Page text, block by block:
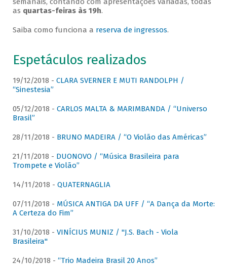
as quartas-feiras às 19h.
Saiba como funciona a reserva de ingressos.
Espetáculos realizados
19/12/2018 - CLARA SVERNER E MUTI RANDOLPH /
“Sinestesia”
05/12/2018 - CARLOS MALTA & MARIMBANDA / “Universo
Brasil”
28/11/2018 - BRUNO MADEIRA / “O Violão das Américas”
21/11/2018 - DUONOVO / “Música Brasileira para
Trompete e Violão”
14/11/2018 - QUATERNAGLIA
07/11/2018 - MÚSICA ANTIGA DA UFF / “A Dança da Morte:
A Certeza do Fim”
31/10/2018 - VINÍCIUS MUNIZ / "J.S. Bach - Viola
Brasileira"
24/10/2018 - “Trio Madeira Brasil 20 Anos”